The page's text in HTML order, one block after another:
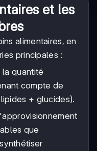
et les
alimentaires, en
principales :
la quantité
compte de
+ glucides).
que